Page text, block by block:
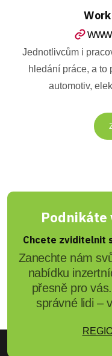
Jednotlivcům i
hledání práce, a to
automotiv,
Podnikáte
Chcete zviditelnit
Zanechte nám
nabídku
přesně pro
správné lidi –